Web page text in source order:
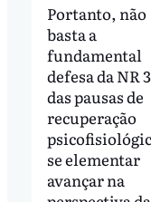
Portanto, não
basta a
fundamental
defesa da NR
das pausas de
recuperação
se elementar
avançar na